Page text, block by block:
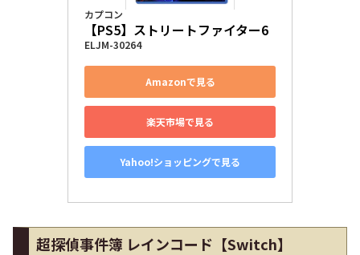
カプコン
【PS5】ストリートファイター6
ELJM-30264
Amazonで見る
楽天市場で見る
Yahoo!ショッピングで見る
超探偵事件簿 レインコード【Switch】